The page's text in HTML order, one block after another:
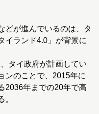
が進んでいるのは、タ
イランド4.0」が背景に
タイ政府が計画してい
ンのことで、2015年に
2036年までの20年で高
。